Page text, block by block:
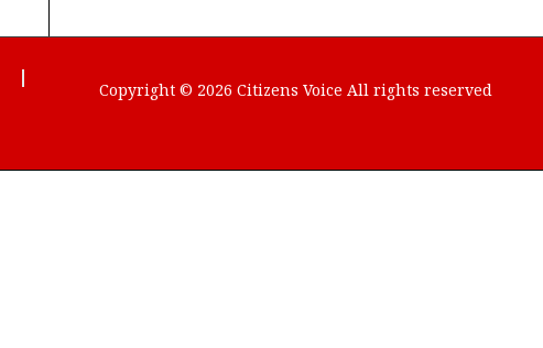
Copyright © 2026 Citizens Voice All rights reserved